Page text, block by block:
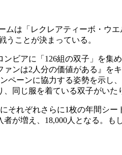
は「レクレアティーボ・ウ
戦うことが決まっている。
ビアに「126組の双子」を集
ンは2人分の価値がある』を
ーンに協力する姿勢を示し
、同じ服を着ている双子が
それぞれさらに1枚の年間シ
が増え、18,000人となる。